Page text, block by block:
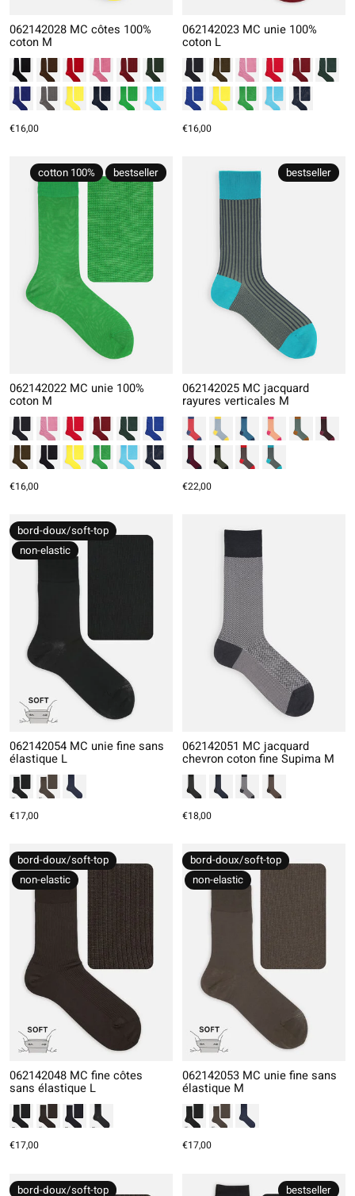
062142028 MC côtes 100%
coton M
€16,00
062142023 MC unie 100%
coton L
€16,00
cotton 100% bestseller
062142022 MC unie 100%
coton M
€16,00
bestseller
062142025 MC jacquard
rayures verticales M
€22,00
bord-doux/soft-top
non-elastic
062142054 MC unie fine sans
élastique L
€17,00
062142051 MC jacquard
chevron coton fine Supima M
€18,00
bord-doux/soft-top
non-elastic
062142048 MC fine côtes
sans élastique L
€17,00
bord-doux/soft-top
non-elastic
062142053 MC unie fine sans
élastique M
€17,00
bord-doux/soft-top bestseller